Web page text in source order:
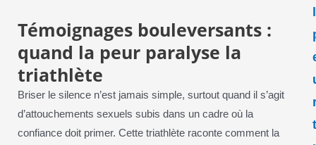
Témoignages bouleversants :
quand la peur paralyse la
triathlète
Briser le silence n’est jamais simple, surtout quand il s’agit
d’attouchements sexuels subis dans un cadre où la
confiance doit primer. Cette triathlète raconte comment la